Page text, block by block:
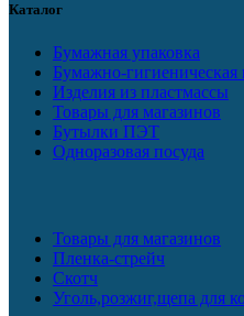
Каталог
Бумажная упаковка
Бумажно-гигиеническая
Изделия из пластмассы
Товары для магазинов
Бутылки ПЭТ
Одноразовая посуда
Товары для магазинов
Пленка-стрейч
Скотч
Уголь,розжиг,щепа для